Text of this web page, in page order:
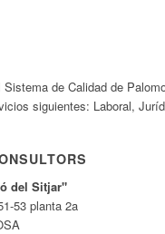
de Calidad de
siguientes: Laboral,
del Sitjar"
53 planta 2a